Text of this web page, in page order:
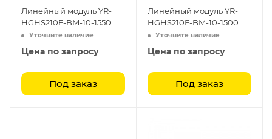
Линейный модуль YR-
HGHS210F-BM-10-1550
Уточните наличие
Цена по запросу
Под заказ
Линейный модуль YR-
HGHS210F-BM-10-1500
Уточните наличие
Цена по запросу
Под заказ